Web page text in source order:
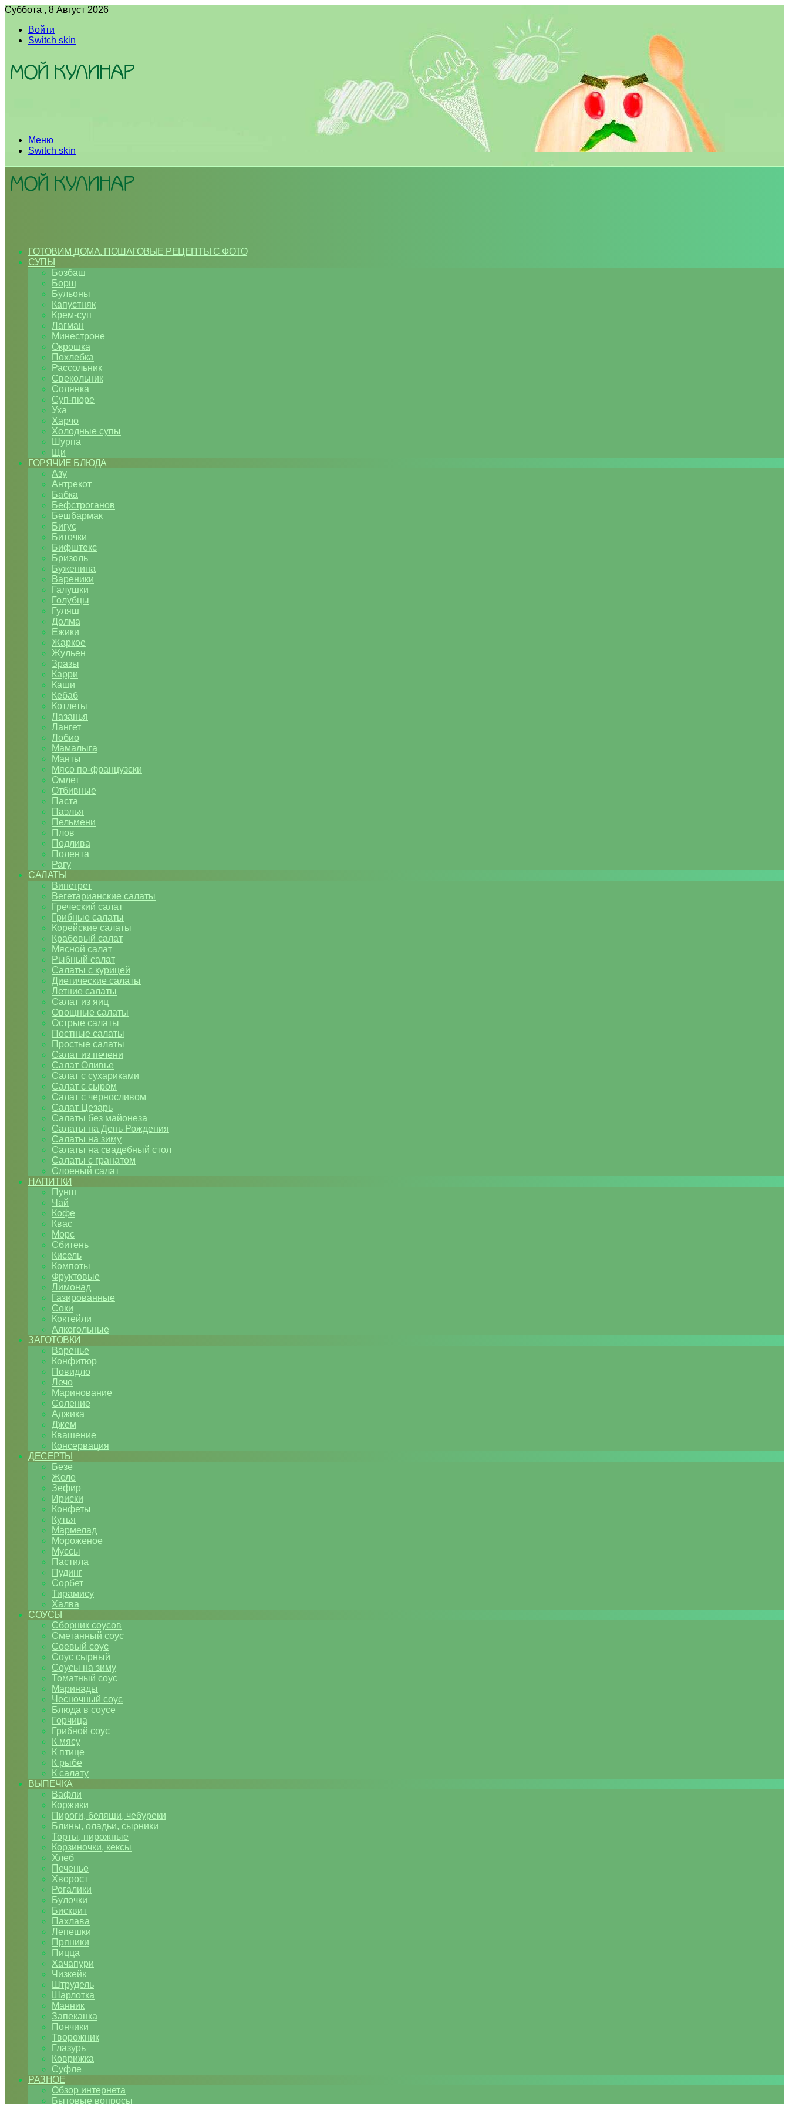
Суббота , 8 Август 2026
Войти
Switch skin
Меню
Switch skin
ГОТОВИМ ДОМА. ПОШАГОВЫЕ РЕЦЕПТЫ С ФОТО
СУПЫ
Бозбаш
Борщ
Бульоны
Капустняк
Крем-суп
Лагман
Минестроне
Окрошка
Похлебка
Рассольник
Свекольник
Солянка
Суп-пюре
Уха
Харчо
Холодные супы
Шурпа
Щи
ГОРЯЧИЕ БЛЮДА
Азу
Антрекот
Бабка
Бефстроганов
Бешбармак
Бигус
Биточки
Бифштекс
Бризоль
Буженина
Вареники
Галушки
Голубцы
Гуляш
Долма
Ежики
Жаркое
Жульен
Зразы
Карри
Каши
Кебаб
Котлеты
Лазанья
Лангет
Лобио
Мамалыга
Манты
Мясо по-французски
Омлет
Отбивные
Паста
Паэлья
Пельмени
Плов
Подлива
Полента
Рагу
САЛАТЫ
Винегрет
Вегетарианские салаты
Греческий салат
Грибные салаты
Корейские салаты
Крабовый салат
Мясной салат
Рыбный салат
Салаты с курицей
Диетические салаты
Летние салаты
Салат из яиц
Овощные салаты
Острые салаты
Постные салаты
Простые салаты
Салат из печени
Салат Оливье
Салат с сухариками
Салат с сыром
Салат с черносливом
Салат Цезарь
Салаты без майонеза
Салаты на День Рождения
Салаты на зиму
Салаты на свадебный стол
Салаты с гранатом
Слоеный салат
НАПИТКИ
Пунш
Чай
Кофе
Квас
Морс
Сбитень
Кисель
Компоты
Фруктовые
Лимонад
Газированные
Соки
Коктейли
Алкогольные
ЗАГОТОВКИ
Варенье
Конфитюр
Повидло
Лечо
Маринование
Соление
Аджика
Джем
Квашение
Консервация
ДЕСЕРТЫ
Безе
Желе
Зефир
Ириски
Конфеты
Кутья
Мармелад
Мороженое
Муссы
Пастила
Пудинг
Сорбет
Тирамису
Халва
СОУСЫ
Сборник соусов
Сметанный соус
Соевый соус
Соус сырный
Соусы на зиму
Томатный соус
Маринады
Чесночный соус
Блюда в соусе
Горчица
Грибной соус
К мясу
К птице
К рыбе
К салату
ВЫПЕЧКА
Вафли
Коржики
Пироги, беляши, чебуреки
Блины, оладьи, сырники
Торты, пирожные
Корзиночки, кексы
Хлеб
Печенье
Хворост
Рогалики
Булочки
Бисквит
Пахлава
Лепешки
Пряники
Пицца
Хачапури
Чизкейк
Штрудель
Шарлотка
Манник
Запеканка
Пончики
Творожник
Глазурь
Коврижка
Суфле
РАЗНОЕ
Обзор интернета
Бытовые вопросы